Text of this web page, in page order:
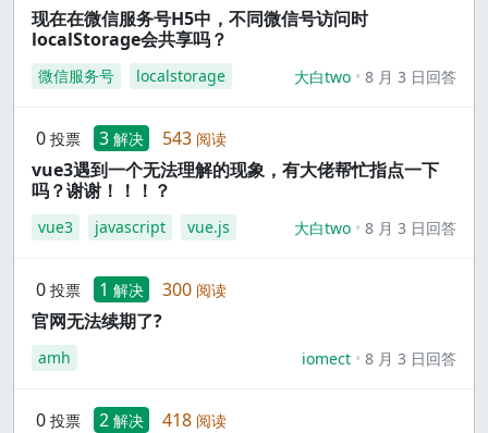
现在在微信服务号H5中，不同微信号访问时
localStorage会共享吗？
微信服务号 localstorage 大白two 8 月 3 日回答
0 投票 3 解决 543 阅读
vue3遇到一个无法理解的现象，有大佬帮忙指点一下
吗？谢谢！！！？
vue3 javascript vue.js 大白two 8 月 3 日回答
0 投票 1 解决 300 阅读
官网无法续期了?
amh iomect 8 月 3 日回答
0 投票 2 解决 418 阅读